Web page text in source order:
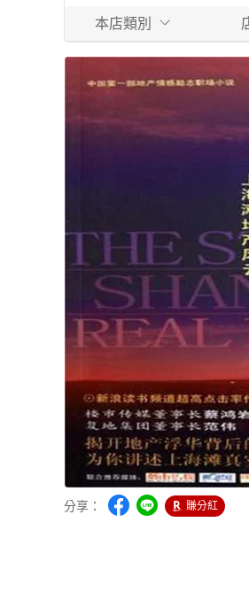
本店類別
分享： 賺分紅